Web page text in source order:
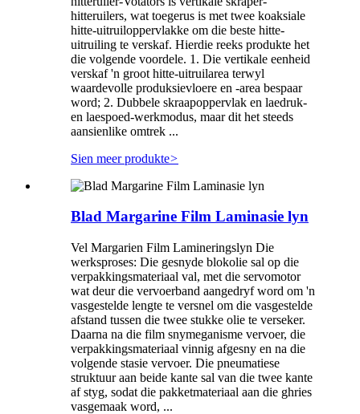
hitteruilers, wat toegerus is met twee koaksiale
hitte-uitruiloppervlakke om die beste hitte-
uitruiling te verskaf. Hierdie reeks produkte het
die volgende voordele. 1. Die vertikale eenheid
verskaf 'n groot hitte-uitruilarea terwyl
waardevolle produksievloere en -area bespaar
word; 2. Dubbele skraapoppervlak en laedruk-
en laespoed-werkmodus, maar dit het steeds
aansienlike omtrek ...
Sien meer produkte>
Blad Margarine Film Laminasie lyn
Vel Margarien Film Lamineringslyn Die
werksproses: Die gesnyde blokolie sal op die
verpakkingsmateriaal val, met die servomotor
wat deur die vervoerband aangedryf word om 'n
vasgestelde lengte te versnel om die vasgestelde
afstand tussen die twee stukke olie te verseker.
Daarna na die film snymeganisme vervoer, die
verpakkingsmateriaal vinnig afgesny en na die
volgende stasie vervoer. Die pneumatiese
struktuur aan beide kante sal van die twee kante
af styg, sodat die pakketmateriaal aan die ghries
vasgemaak word, ...